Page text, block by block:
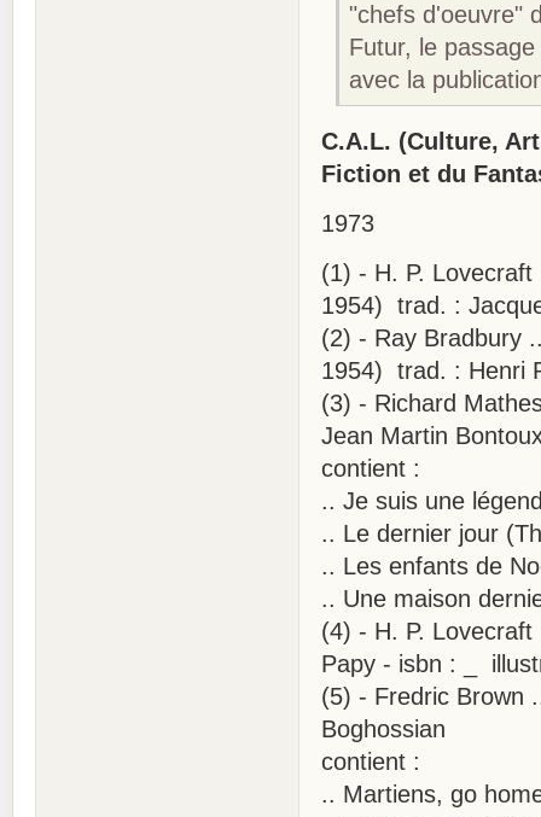
"chefs d'oeuvre"
Futur, le
avec la
C.A.L. (Culture,
Fiction et du
1973
(1) - H. P.
1954) trad. :
(2) - Ray Bradbury
1954) trad. : Henri
(3) - Richard
Jean Martin
contient :
.. Je suis une
.. Le dernier jour
.. Les enfants de
.. Une maison
(4) - H. P.
Papy - isbn : _
(5) - Fredric Brown
Boghossian
contient :
.. Martiens, go